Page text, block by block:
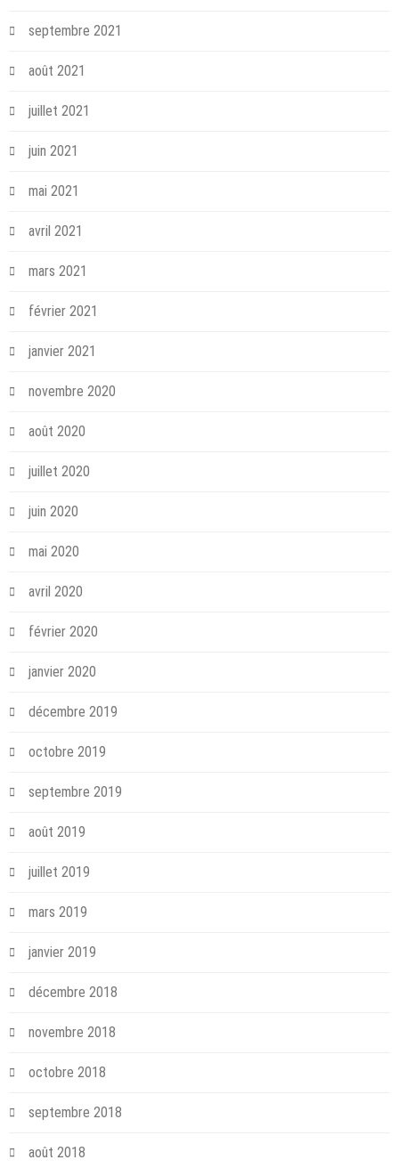
septembre 2021
août 2021
juillet 2021
juin 2021
mai 2021
avril 2021
mars 2021
février 2021
janvier 2021
novembre 2020
août 2020
juillet 2020
juin 2020
mai 2020
avril 2020
février 2020
janvier 2020
décembre 2019
octobre 2019
septembre 2019
août 2019
juillet 2019
mars 2019
janvier 2019
décembre 2018
novembre 2018
octobre 2018
septembre 2018
août 2018